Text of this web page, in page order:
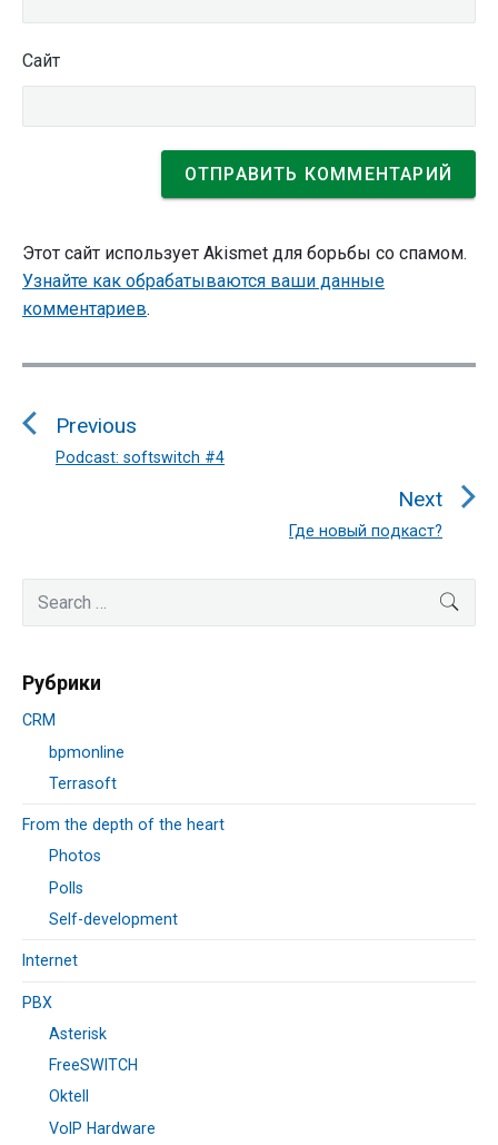
Сайт
Этот сайт использует Akismet для борьбы со спамом.
Узнайте как обрабатываются ваши данные
комментариев.
Навигация
записям
Previous
Previous
Podcast: softswitch #4
Next
Next
Где новый подкаст?
Sidebar
for:
Рубрики
CRM
bpmonline
Terrasoft
From the depth of the heart
Photos
Polls
Self-development
Internet
PBX
Asterisk
FreeSWITCH
Oktell
VoIP Hardware